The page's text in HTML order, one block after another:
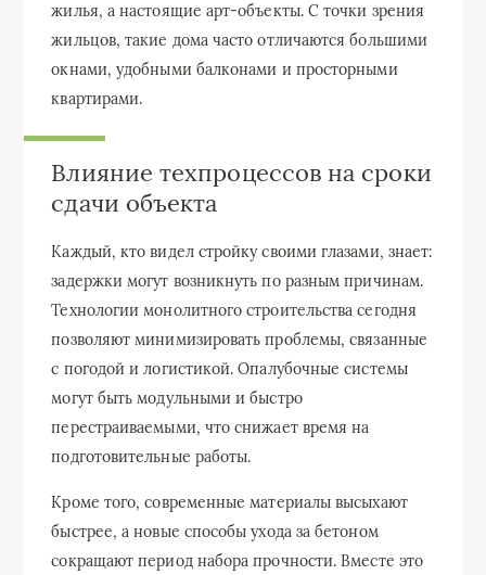
жилья, а настоящие арт-объекты. С точки зрения
жильцов, такие дома часто отличаются большими
окнами, удобными балконами и просторными
квартирами.
Влияние техпроцессов на сроки
сдачи объекта
Каждый, кто видел стройку своими глазами, знает:
задержки могут возникнуть по разным причинам.
Технологии монолитного строительства сегодня
позволяют минимизировать проблемы, связанные
с погодой и логистикой. Опалубочные системы
могут быть модульными и быстро
перестраиваемыми, что снижает время на
подготовительные работы.
Кроме того, современные материалы высыхают
быстрее, а новые способы ухода за бетоном
сокращают период набора прочности. Вместе это